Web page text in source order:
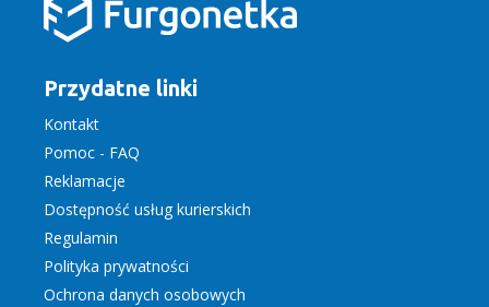
Przydatne linki
Kontakt
Pomoc - FAQ
Reklamacje
Dostępność usług kurierskich
Regulamin
Polityka prywatności
Ochrona danych osobowych